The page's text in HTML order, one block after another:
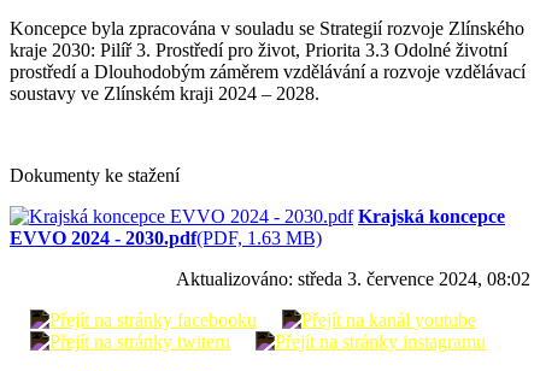
Koncepce byla zpracována v souladu se Strategií rozvoje Zlínského
kraje 2030: Pilíř 3. Prostředí pro život, Priorita 3.3 Odolné životní
prostředí a Dlouhodobým záměrem vzdělávání a rozvoje vzdělávací
soustavy ve Zlínském kraji 2024 – 2028.
Dokumenty ke stažení
Krajská koncepce
EVVO 2024 - 2030.pdf(PDF, 1.63 MB)
Aktualizováno: středa 3. července 2024, 08:02